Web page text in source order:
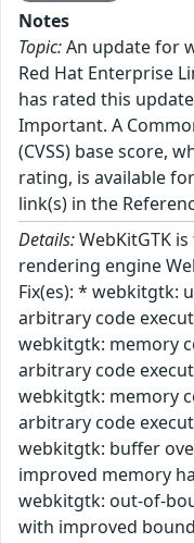
Notes
Topic:An update for
Red Hat Enterprise
has rated this
Important. A
(CVSS) base score,
rating, is available
link(s) in the
Details:WebKitGTK
rendering engine
Fix(es): * webkitgtk:
arbitrary code
webkitgtk: memory
arbitrary code
webkitgtk: memory
arbitrary code
webkitgtk: buffer
improved memory
webkitgtk: out-of-
with improved